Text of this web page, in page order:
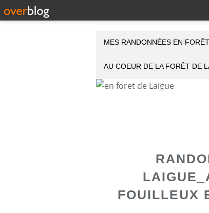
MES RANDONNÉES EN
AU COEUR DE LA FORÊT DE
FOUILLEUX